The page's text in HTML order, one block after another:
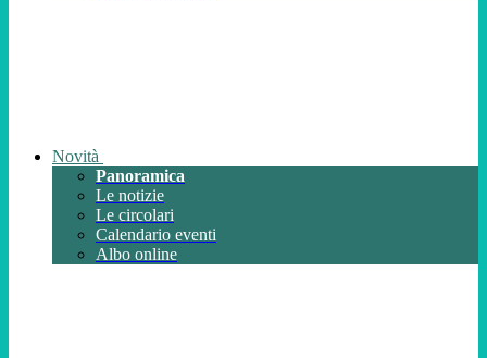
Novità
Panoramica
Le notizie
Le circolari
Calendario eventi
Albo online